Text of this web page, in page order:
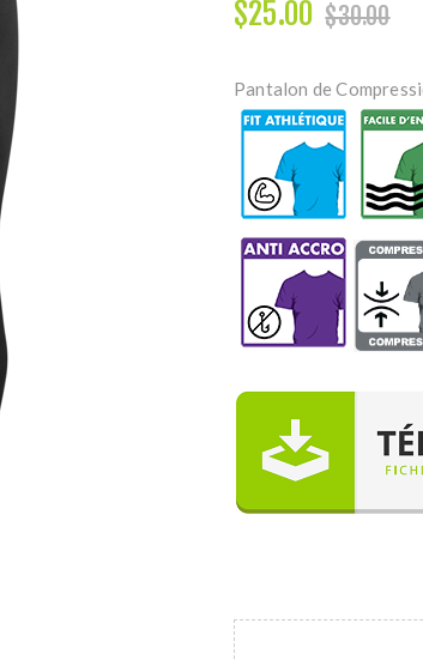
$25.00 $30.00
Pantalon de